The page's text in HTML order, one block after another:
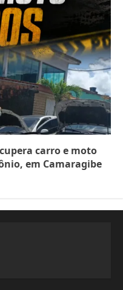
carro e moto
em Camaragibe